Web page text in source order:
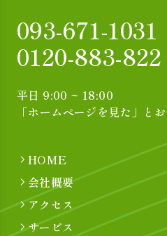
093-671-1031
0120-883-822
平日 9:00 ~ 18:00
「ホームページを見た」と
HOME
会社概要
アクセス
サービス